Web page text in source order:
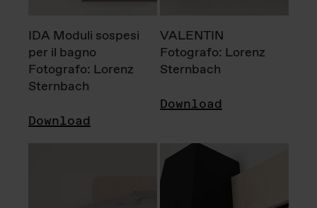
IDA Moduli sospesi
per il bagno
Fotografo: Lorenz
Sternbach
Download
VALENTIN
Fotografo: Lorenz
Sternbach
Download